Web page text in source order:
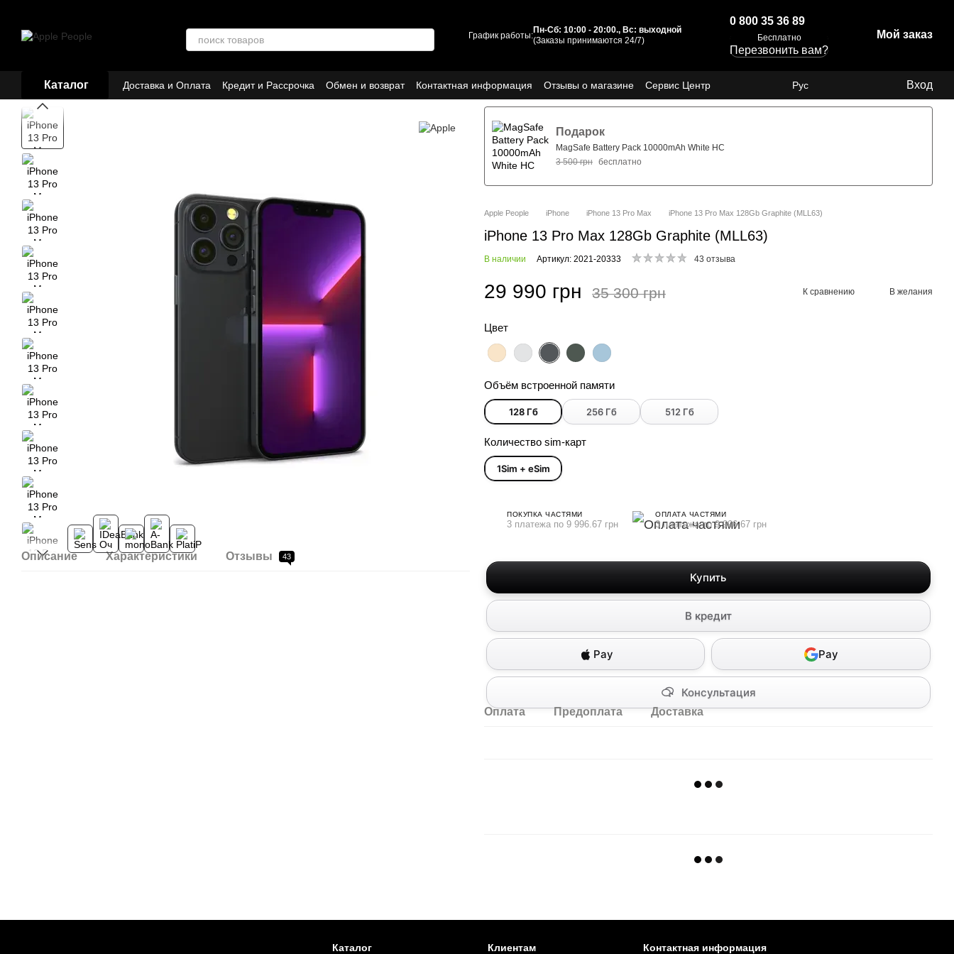
График работы:
Пн-Сб: 10:00 - 20:00., Вс: выходной
(Заказы принимаются 24/7)
0 800 35 36 89
Бесплатно
Перезвонить вам?
Мой заказ
Каталог Доставка и Оплата Кредит и Рассрочка Обмен и возврат Контактная информация Отзывы о магазине
Сервис Центр
Договор публичной оферты
Партнёры О нас
Рус Вход
Описание Характеристики Отзывы 43
Подарок
MagSafe Battery Pack 10000mAh White HC
3 500 грн бесплатно
Apple People iPhone iPhone 13 Pro Max iPhone 13 Pro Max 128Gb Graphite (MLL63)
iPhone 13 Pro Max 128Gb Graphite (MLL63)
В наличии Артикул: 2021-20333 43 отзыва
29 990 грн 35 300 грн К сравнению В желания
Цвет
Объём встроенной памяти
128 Гб 256 Гб 512 Гб
Количество sim-карт
1Sim + eSim
ПОКУПКА ЧАСТЯМИ
3 платежа по 9 996.67 грн
ОПЛАТА ЧАСТЯМИ
3 платежа по 9 996.67 грн
Купить
В кредит
Консультация
Pay Pay
Оплата Предоплата Доставка
Каталог Клиентам Контактная информация